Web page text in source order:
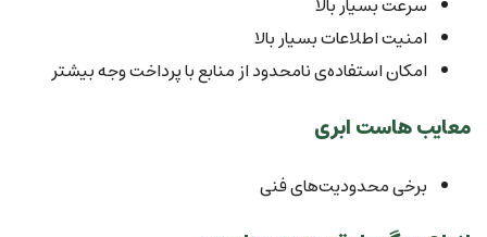
امنیت اطلاعات بسیار بالا
امکان استفاده‌ی نامحدود از منابع با پرداخت وجه بیشتر
معایب هاست ابری
برخی محدودیت‌های فنی